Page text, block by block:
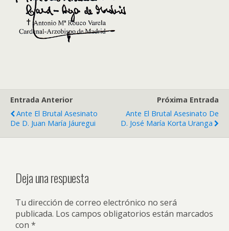
Entrada Anterior
Ante El Brutal Asesinato
De D. Juan María Jáuregui
Próxima Entrada
Ante El Brutal Asesinato De
D. José María Korta Uranga
Deja una respuesta
Tu dirección de correo electrónico no será
publicada. Los campos obligatorios están marcados
con *